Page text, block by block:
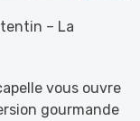
– La
vous ouvre
gourmande